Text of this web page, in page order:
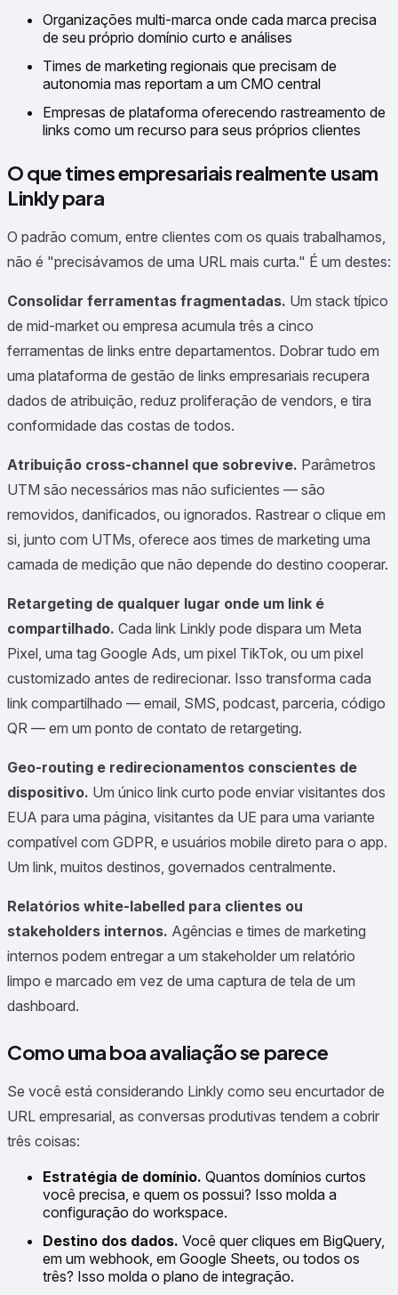
Organizações multi-marca onde cada marca precisa
de seu próprio domínio curto e análises
Times de marketing regionais que precisam de
autonomia mas reportam a um CMO central
Empresas de plataforma oferecendo rastreamento de
links como um recurso para seus próprios clientes
O que times empresariais realmente usam
Linkly para
O padrão comum, entre clientes com os quais trabalhamos,
não é "precisávamos de uma URL mais curta." É um destes:
Consolidar ferramentas fragmentadas. Um stack típico
de mid-market ou empresa acumula três a cinco
ferramentas de links entre departamentos. Dobrar tudo em
uma plataforma de gestão de links empresariais recupera
dados de atribuição, reduz proliferação de vendors, e tira
conformidade das costas de todos.
Atribuição cross-channel que sobrevive. Parâmetros
UTM são necessários mas não suficientes — são
removidos, danificados, ou ignorados. Rastrear o clique em
si, junto com UTMs, oferece aos times de marketing uma
camada de medição que não depende do destino cooperar.
Retargeting de qualquer lugar onde um link é
compartilhado. Cada link Linkly pode dispara um Meta
Pixel, uma tag Google Ads, um pixel TikTok, ou um pixel
customizado antes de redirecionar. Isso transforma cada
link compartilhado — email, SMS, podcast, parceria, código
QR — em um ponto de contato de retargeting.
Geo-routing e redirecionamentos conscientes de
dispositivo. Um único link curto pode enviar visitantes dos
EUA para uma página, visitantes da UE para uma variante
compatível com GDPR, e usuários mobile direto para o app.
Um link, muitos destinos, governados centralmente.
Relatórios white-labelled para clientes ou
stakeholders internos. Agências e times de marketing
internos podem entregar a um stakeholder um relatório
limpo e marcado em vez de uma captura de tela de um
dashboard.
Como uma boa avaliação se parece
Se você está considerando Linkly como seu encurtador de
URL empresarial, as conversas produtivas tendem a cobrir
três coisas:
Estratégia de domínio. Quantos domínios curtos
você precisa, e quem os possui? Isso molda a
configuração do workspace.
Destino dos dados. Você quer cliques em BigQuery,
em um webhook, em Google Sheets, ou todos os
três? Isso molda o plano de integração.